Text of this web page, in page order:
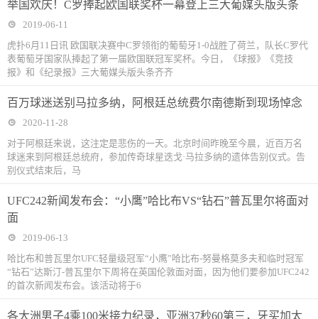
举国欢庆！C罗捧起欧国联奖杯一幕登上三大葡媒头版头条
2019-06-11
虎扑6月11日讯 欧国联决赛中C罗领衔的葡萄牙1-0战胜了荷兰，队长C罗代
表葡萄牙国家队捧起了第一届欧国联冠军奖杯。今日，《球报》《竞技
报》和《纪录报》三大葡媒头版头条齐齐
百万球迷送别马拉多纳，阿根廷总统费尔南德斯到现场悼念
2020-11-28
对于阿根廷来说，这注定是悲伤的一天。北京时间昨晚至今晨，近百万名
球迷来到阿根廷总统府，参加传奇球星迭戈·马拉多纳的遗体告别仪式。告
别仪式结束后，马
UFC242新闻发布会：“小鹰”哈比布VS“钻石”普瓦里尔将面对
面
2019-06-13
哈比布和普瓦里尔UFC轻量级冠军“小鹰”哈比布-努曼格莫多夫和临时冠军
“钻石”达斯汀-普瓦里尔下周将在英国伦敦面对面，因为他们要参加UFC242
的首次新闻发布会。该活动将于6
各大洲男子4乘100米接力纪录，亚洲37秒60第三，牙买加太